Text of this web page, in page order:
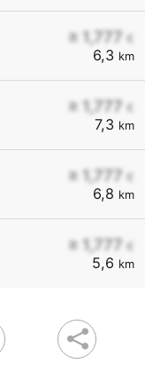
≥ 1,777 €
6,3 km
≥ 1,777 €
7,3 km
≥ 1,777 €
6,8 km
≥ 1,777 €
5,6 km